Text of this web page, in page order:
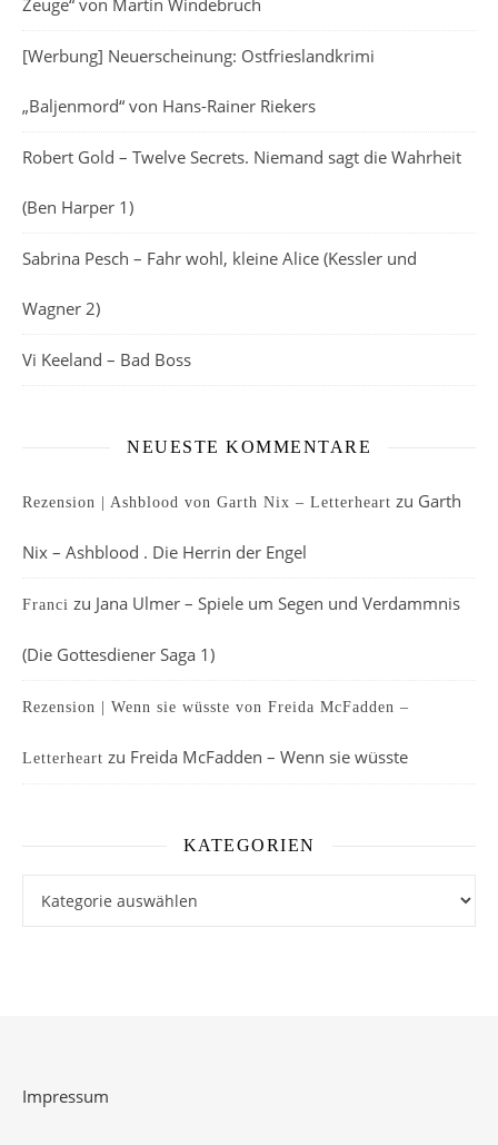
Zeuge“ von Martin Windebruch
[Werbung] Neuerscheinung: Ostfrieslandkrimi
„Baljenmord“ von Hans-Rainer Riekers
Robert Gold – Twelve Secrets. Niemand sagt die Wahrheit
(Ben Harper 1)
Sabrina Pesch – Fahr wohl, kleine Alice (Kessler und
Wagner 2)
Vi Keeland – Bad Boss
NEUESTE KOMMENTARE
Rezension | Ashblood von Garth Nix – Letterheart zu Garth
Nix – Ashblood . Die Herrin der Engel
Franci zu Jana Ulmer – Spiele um Segen und Verdammnis
(Die Gottesdiener Saga 1)
Rezension | Wenn sie wüsste von Freida McFadden –
Letterheart zu Freida McFadden – Wenn sie wüsste
KATEGORIEN
Impressum